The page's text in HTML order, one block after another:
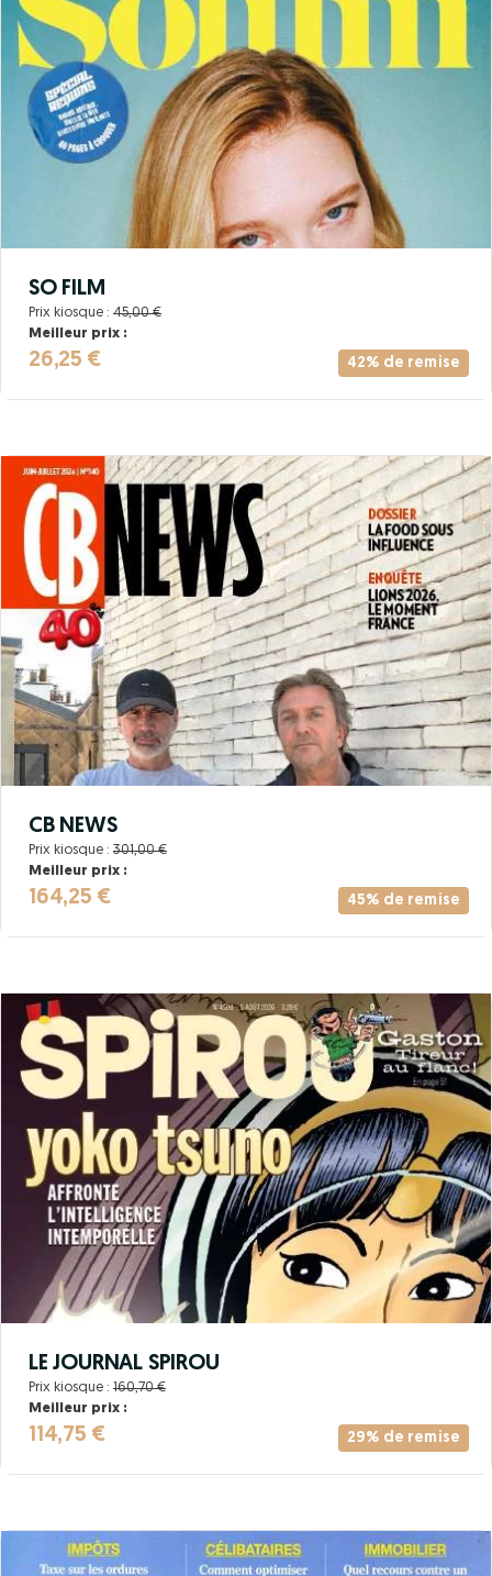
42% de remise
SO FILM
Prix kiosque : 45,00 €
Meilleur prix :
26,25 €
45% de remise
CB NEWS
Prix kiosque : 301,00 €
Meilleur prix :
164,25 €
29% de remise
LE JOURNAL SPIROU
Prix kiosque : 160,70 €
Meilleur prix :
114,75 €